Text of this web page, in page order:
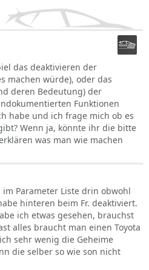
das deaktivieren der
machen würde), oder das
deren Bedeutung) der
Funktionen
habe und ich frage mich ob es
Wenn ja, könnte ihr die bitte
was man wie machen
Parameter Liste drin obwohl
hinteren beim Fr. deaktiviert.
ich etwas gesehen, brauchst
alles braucht man einen Toyota
sehr wenig die Geheime
die selber so wie son nicht